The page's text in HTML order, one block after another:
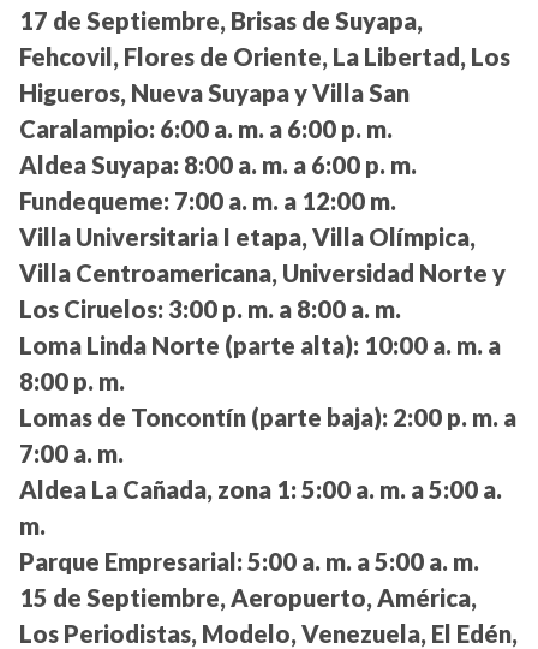
17 de Septiembre, Brisas de Suyapa,
Fehcovil, Flores de Oriente, La Libertad, Los
Higueros, Nueva Suyapa y Villa San
Caralampio: 6:00 a. m. a 6:00 p. m.
Aldea Suyapa: 8:00 a. m. a 6:00 p. m.
Fundequeme: 7:00 a. m. a 12:00 m.
Villa Universitaria I etapa, Villa Olímpica,
Villa Centroamericana, Universidad Norte y
Los Ciruelos: 3:00 p. m. a 8:00 a. m.
Loma Linda Norte (parte alta): 10:00 a. m. a
8:00 p. m.
Lomas de Toncontín (parte baja): 2:00 p. m. a
7:00 a. m.
Aldea La Cañada, zona 1: 5:00 a. m. a 5:00 a.
m.
Parque Empresarial: 5:00 a. m. a 5:00 a. m.
15 de Septiembre, Aeropuerto, América,
Los Periodistas, Modelo, Venezuela, El Edén,